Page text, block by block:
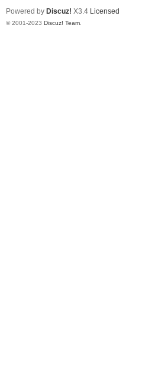
Powered by Discuz! X3.4 Licensed
© 2001-2023 Discuz! Team